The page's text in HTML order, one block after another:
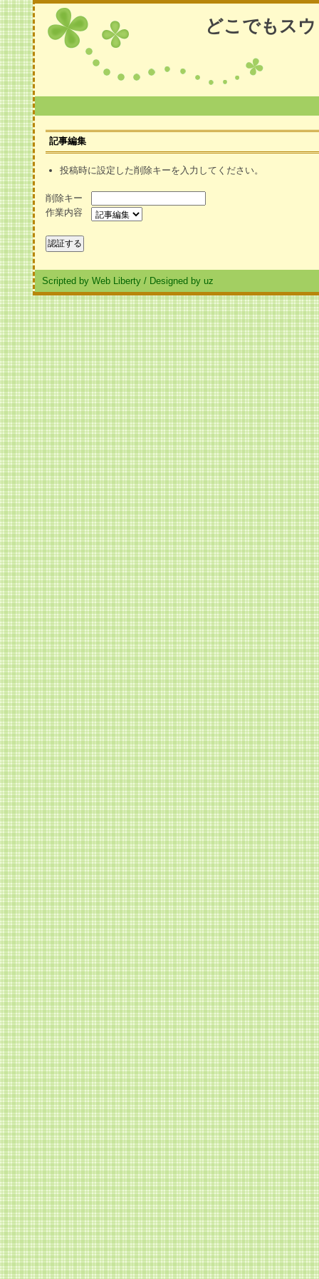
どこでもス
記事編集
投稿時に設定した削除キーを入力してください。
削除キー
作業内容
Scripted by Web Liberty / Designed by uz